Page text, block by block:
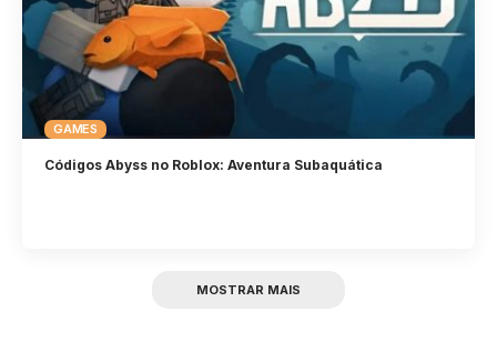
GAMES
Códigos Abyss no Roblox: Aventura Subaquática
MOSTRAR MAIS